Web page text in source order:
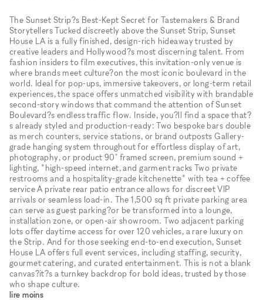
The Sunset Strip?s Best-Kept Secret for Tastemakers & Brand
Storytellers Tucked discreetly above the Sunset Strip, Sunset
House LA is a fully finished, design-rich hideaway trusted by
creative leaders and Hollywood?s most discerning talent. From
fashion insiders to film executives, this invitation-only venue is
where brands meet culture?on the most iconic boulevard in the
world. Ideal for pop-ups, immersive takeovers, or long-term retail
experiences, the space offers unmatched visibility with brandable
second-story windows that command the attention of Sunset
Boulevard?s endless traffic flow. Inside, you?ll find a space that?
s already styled and production-ready: Two bespoke bars double
as merch counters, service stations, or brand outposts Gallery-
grade hanging system throughout for effortless display of art,
photography, or product 90" framed screen, premium sound +
lighting, *high-speed internet, and garment racks Two private
restrooms and a hospitality-grade kitchenette* with tea + coffee
service A private rear patio entrance allows for discreet VIP
arrivals or seamless load-in. The 1,500 sq ft private parking area
can serve as guest parking?or be transformed into a lounge,
installation zone, or open-air showroom. Two adjacent parking
lots offer daytime access for over 120 vehicles, a rare luxury on
the Strip. And for those seeking end-to-end execution, Sunset
House LA offers full event services, including staffing, security,
gourmet catering, and curated entertainment. This is not a blank
canvas?it?s a turnkey backdrop for bold ideas, trusted by those
who shape culture.
lire moins